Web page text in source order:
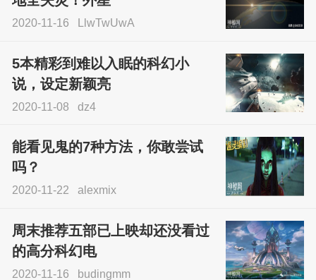
2020-11-16 LlwTwUwA
5本精彩到难以入眠的科幻小
说，设定新颖亮
2020-11-08 dz4
能看见鬼的7种方法，你敢尝试
吗？
2020-11-22 alexmix
周末推荐五部已上映却还没看过
的高分科幻电
2020-11-16 budingmm